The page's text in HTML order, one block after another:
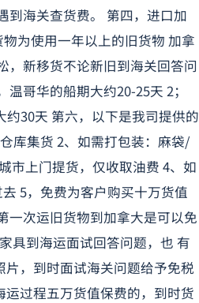
到海关查货费。 第四，进口加
为使用一年以上的旧货物 加拿
，新移货不论新旧到海关回答问
哥华的船期大约20-25天 2；
30天 第六，以下是我司提供的
库集货 2、如需打包装：麻袋/
市上门提货，仅收取油费 4、如
5，免费为客户购买十万货值
一次运旧货物到加拿大是可以免
具到海运面试回答问题，也 有
，到时面试海关问题给予免税
过程五万货值保费的，到时货